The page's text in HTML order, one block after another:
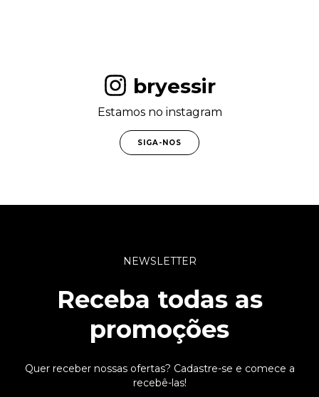
bryessir
Estamos no instagram
SIGA-NOS
NEWSLETTER
Receba todas as
promoções
Quer receber nossas ofertas? Cadastre-se e comece a
recebê-las!